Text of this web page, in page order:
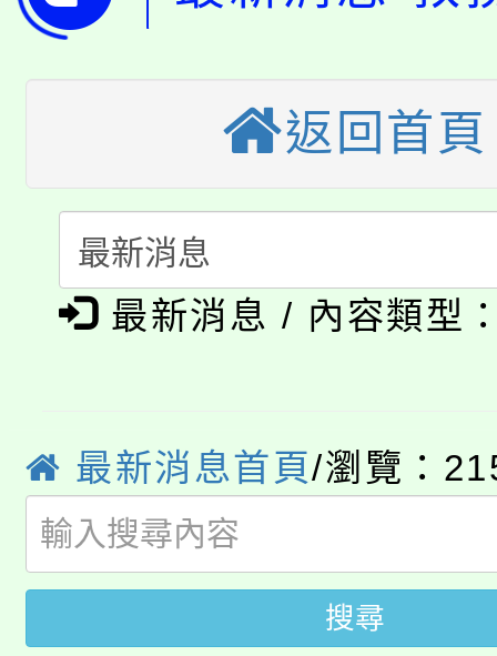
視費優惠，中低收入戶
者。
大園自造教育及科技
份教師增能研習
大溪自造教育及科技
份教師研習
淨零綠生活教案入校路
會
公告本校115學年度第
代理(課)教師甄選結果
「本色祭」8/29、30在
徵才活動。
局官網。
8月14至27日，桃園電
開!
115年桃園市運動會8/
田徑場及游泳池舉行。
桃園市低收入戶享有免
返回首頁
最新消息 / 內容類型
最新消息首頁/瀏覽：
搜尋